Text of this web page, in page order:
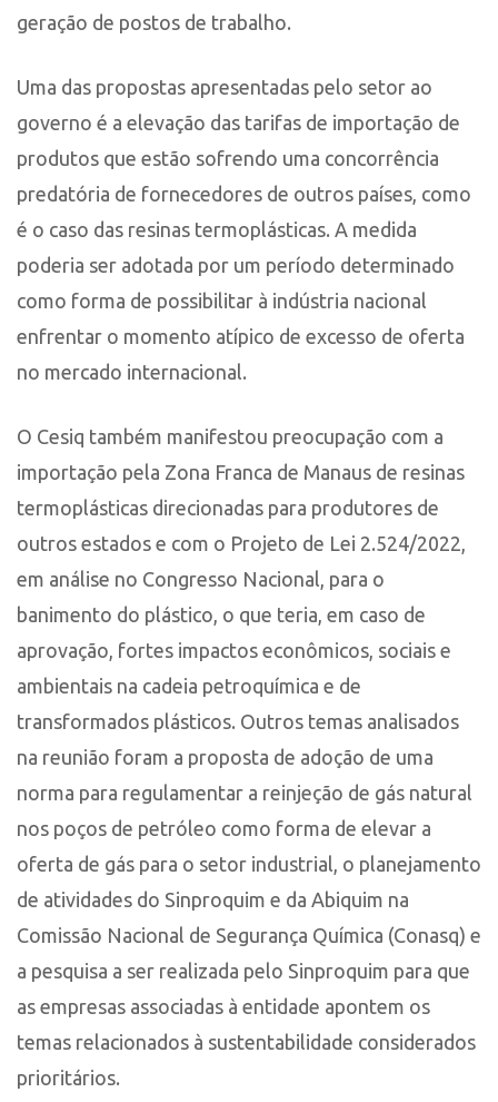
geração de postos de trabalho.
Uma das propostas apresentadas pelo setor ao
governo é a elevação das tarifas de importação de
produtos que estão sofrendo uma concorrência
predatória de fornecedores de outros países, como
é o caso das resinas termoplásticas. A medida
poderia ser adotada por um período determinado
como forma de possibilitar à indústria nacional
enfrentar o momento atípico de excesso de oferta
no mercado internacional.
O Cesiq também manifestou preocupação com a
importação pela Zona Franca de Manaus de resinas
termoplásticas direcionadas para produtores de
outros estados e com o Projeto de Lei 2.524/2022,
em análise no Congresso Nacional, para o
banimento do plástico, o que teria, em caso de
aprovação, fortes impactos econômicos, sociais e
ambientais na cadeia petroquímica e de
transformados plásticos. Outros temas analisados
na reunião foram a proposta de adoção de uma
norma para regulamentar a reinjeção de gás natural
nos poços de petróleo como forma de elevar a
oferta de gás para o setor industrial, o planejamento
de atividades do Sinproquim e da Abiquim na
Comissão Nacional de Segurança Química (Conasq) e
a pesquisa a ser realizada pelo Sinproquim para que
as empresas associadas à entidade apontem os
temas relacionados à sustentabilidade considerados
prioritários.